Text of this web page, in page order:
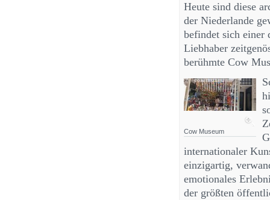
Heute sind diese
der Niederlande
befindet sich einer
Liebhaber
berühmte Cow
Cow Museum
internationaler
einzigartig,
emotionales
der größten